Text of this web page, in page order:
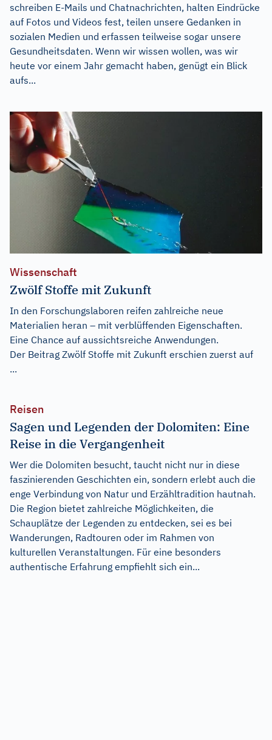
schreiben E-Mails und Chatnachrichten, halten Eindrücke
auf Fotos und Videos fest, teilen unsere Gedanken in
sozialen Medien und erfassen teilweise sogar unsere
Gesundheitsdaten. Wenn wir wissen wollen, was wir
heute vor einem Jahr gemacht haben, genügt ein Blick
aufs...
Wissenschaft
Zwölf Stoffe mit Zukunft
In den Forschungslaboren reifen zahlreiche neue
Materialien heran – mit verblüffenden Eigenschaften.
Eine Chance auf aussichtsreiche Anwendungen.
Der Beitrag Zwölf Stoffe mit Zukunft erschien zuerst auf
...
Reisen
Sagen und Legenden der Dolomiten: Eine
Reise in die Vergangenheit
Wer die Dolomiten besucht, taucht nicht nur in diese
faszinierenden Geschichten ein, sondern erlebt auch die
enge Verbindung von Natur und Erzähltradition hautnah.
Die Region bietet zahlreiche Möglichkeiten, die
Schauplätze der Legenden zu entdecken, sei es bei
Wanderungen, Radtouren oder im Rahmen von
kulturellen Veranstaltungen. Für eine besonders
authentische Erfahrung empfiehlt sich ein...